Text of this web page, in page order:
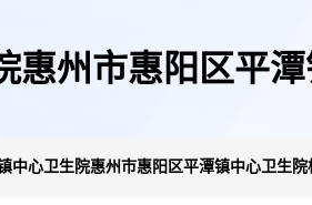
惠州市惠阳区平
中心卫生院惠州市惠阳区平潭镇中心卫生